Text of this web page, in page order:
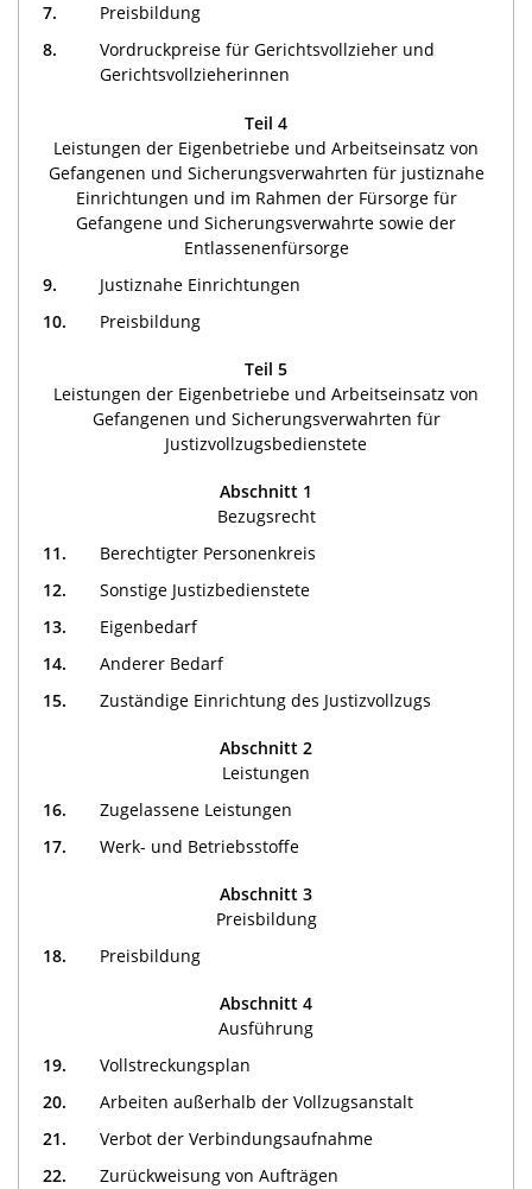
7.
Preisbildung
8.
Vordruckpreise für Gerichtsvollzieher und
Gerichtsvollzieherinnen
Teil 4
Leistungen der Eigenbetriebe und Arbeitseinsatz von
Gefangenen und Sicherungsverwahrten für justiznahe
Einrichtungen und im Rahmen der Fürsorge für
Gefangene und Sicherungsverwahrte sowie der
Entlassenenfürsorge
9.
Justiznahe Einrichtungen
10.
Preisbildung
Teil 5
Leistungen der Eigenbetriebe und Arbeitseinsatz von
Gefangenen und Sicherungsverwahrten für
Justizvollzugsbedienstete
Abschnitt 1
Bezugsrecht
11.
Berechtigter Personenkreis
12.
Sonstige Justizbedienstete
13.
Eigenbedarf
14.
Anderer Bedarf
15.
Zuständige Einrichtung des Justizvollzugs
Abschnitt 2
Leistungen
16.
Zugelassene Leistungen
17.
Werk- und Betriebsstoffe
Abschnitt 3
Preisbildung
18.
Preisbildung
Abschnitt 4
Ausführung
19.
Vollstreckungsplan
20.
Arbeiten außerhalb der Vollzugsanstalt
21.
Verbot der Verbindungsaufnahme
22.
Zurückweisung von Aufträgen